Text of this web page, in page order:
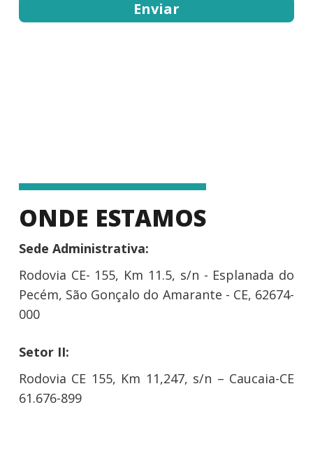
ONDE ESTAMOS
Sede Administrativa:
Rodovia CE- 155, Km 11.5, s/n - Esplanada do
Pecém, São Gonçalo do Amarante - CE, 62674-
000
Setor II:
Rodovia CE 155, Km 11,247, s/n – Caucaia-CE
61.676-899